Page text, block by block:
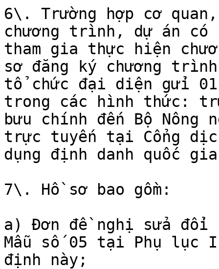
6\. Trường hợp cơ
chương trình, dự án có
tham gia thực hiện
sơ đăng ký chương
tổ chức đại diện gửi
trong các hình thức:
bưu chính đến Bộ Nông
trực tuyến tại Cổng
dụng định danh quốc
7\. Hồ sơ bao gồm:
a) Đơn đề nghị sửa đổi
Mẫu số 05 tại Phụ lục
định này;